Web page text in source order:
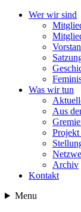
Wer wir sind
Was wir tun
Aus
Archiv
Kontakt
Menu